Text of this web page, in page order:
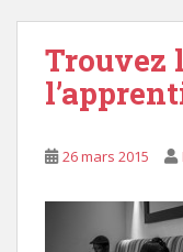
Trouvez
26 mars 2015